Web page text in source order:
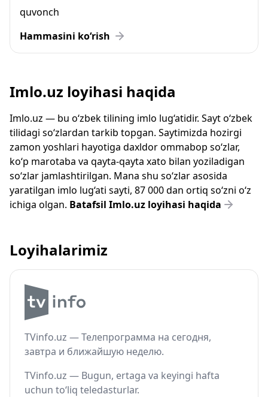
quvonch
Hammasini ko‘rish
Imlo.uz loyihasi haqida
Imlo.uz — bu o‘zbek tilining imlo lug‘atidir. Sayt o‘zbek
tilidagi so‘zlardan tarkib topgan. Saytimizda hozirgi
zamon yoshlari hayotiga daxldor ommabop so‘zlar,
ko‘p marotaba va qayta-qayta xato bilan yoziladigan
so‘zlar jamlashtirilgan. Mana shu so‘zlar asosida
yaratilgan imlo lug‘ati sayti, 87 000 dan ortiq so‘zni o‘z
ichiga olgan. Batafsil Imlo.uz loyihasi haqida
Loyihalarimiz
TVinfo.uz — Телепрограмма на сегодня,
завтра и ближайшую неделю.
TVinfo.uz — Bugun, ertaga va keyingi hafta
uchun to‘liq teledasturlar.